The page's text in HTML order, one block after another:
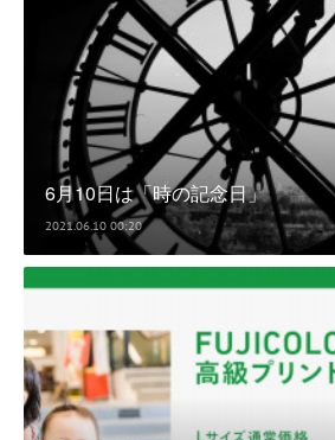
6月10日は「時の記念日」
2021.06.10 00:20